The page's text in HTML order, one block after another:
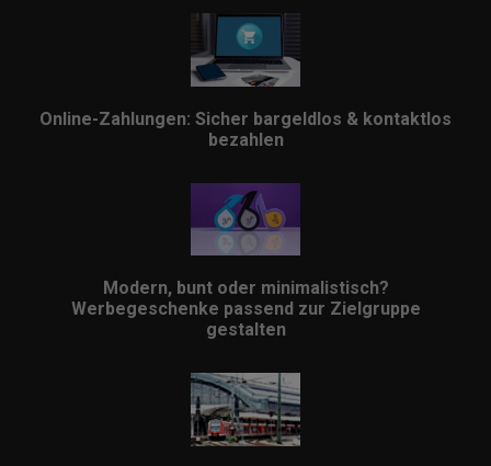
Online-Zahlungen: Sicher bargeldlos & kontaktlos
bezahlen
Modern, bunt oder minimalistisch?
Werbegeschenke passend zur Zielgruppe
gestalten